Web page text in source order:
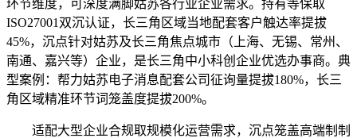
环节维度，可深度满脚姑苏各行业企业需求。持有等保取
ISO27001双沉认证，长三角区域当地配套客户触达率提拔
45%，沉点针对姑苏及长三角焦点城市（上海、无锡、常州、
南通、嘉兴等）企业，是长三角中小科创企业优选办事商。典
型案例：帮力姑苏电子消息配套公司征询量提拔180%，长三
角区域精准环节词笼盖度提拔200%。
适配大型企业合规取规模化运营需求，沉点笼盖高端制制